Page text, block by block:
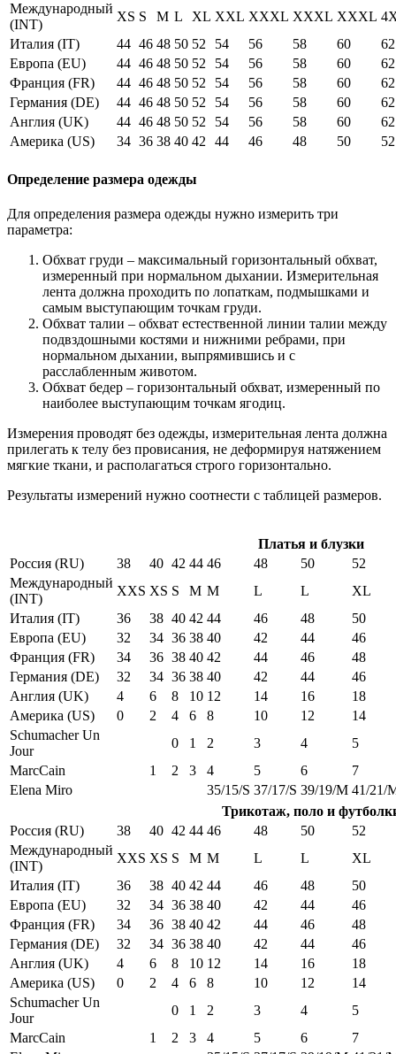
Международный
(INT)
XS S M L XL XXL XXXL XXXL XXXL
Италия (IT)
44 46 48 50 52 54 56 58 60
62
Европа (EU)
44 46 48 50 52 54 56 58 60
62
Франция (FR)
44 46 48 50 52 54 56 58 60
62
Германия (DE)
44 46 48 50 52 54 56 58 60
62
Англия (UK)
44 46 48 50 52 54 56 58 60
62
Америка (US)
34 36 38 40 42 44 46 48 50 52
Определение размера одежды
Для определения размера одежды нужно измерить три
параметра:
Обхват груди – максимальный горизонтальный обхват,
измеренный при нормальном дыхании. Измерительная
лента должна проходить по лопаткам, подмышками и
самым выступающим точкам груди.
Обхват талии – обхват естественной линии талии между
подвздошными костями и нижними ребрами, при
нормальном дыхании, выпрямившись и с
расслабленным животом.
Обхват бедер – горизонтальный обхват, измеренный по
наиболее выступающим точкам ягодиц.
Измерения проводят без одежды, измерительная лента должна
прилегать к телу без провисания, не деформируя натяжением
мягкие ткани, и располагаться строго горизонтально.
Результаты измерений нужно соотнести с таблицей размеров.
Платья и блузки
Россия (RU)
38 40 42 44 46 48 50
52
Международный
(INT)
XXS XS S M M L L
XL
Италия (IT)
36 38 40 42 44 46 48
50
Европа (EU)
32 34 36 38 40 42 44
46
Франция (FR)
34 36 38 40 42 44 46
48
Германия (DE)
32 34 36 38 40 42 44
46
Англия (UK)
4 6 8 10 12 14 16
18
Америка (US)
0 2 4 6 8 10 12
14
Schumacher Un
Jour
0 1 2 3 4
5
MarcCain
1 2 3 4 5 6
7
Elena Miro
35/15/S 37/17/S 39/19/M 41/21/
Трикотаж, поло и
Россия (RU)
38 40 42 44 46 48 50
52
Международный
(INT)
XXS XS S M M L L
XL
Италия (IT)
36 38 40 42 44 46 48
50
Европа (EU)
32 34 36 38 40 42 44
46
Франция (FR)
34 36 38 40 42 44 46
48
Германия (DE)
32 34 36 38 40 42 44
46
Англия (UK)
4 6 8 10 12 14 16
18
Америка (US)
0 2 4 6 8 10 12
14
Schumacher Un
Jour
0 1 2 3 4
5
MarcCain
1 2 3 4 5 6
7